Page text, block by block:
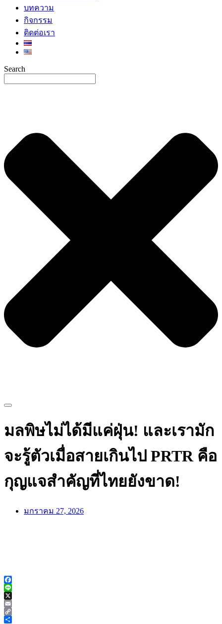
บทความ
กิจกรรม
ติดต่อเรา
Search
มลพิษไม่ได้มีแค่ฝุ่น! และเรามัก
จะรู้ตัวเมื่อสายเกินไป PRTR คือ
กุญแจสำคัญที่ไทยยังขาด!
มกราคม 27, 2026
Facebook
Line
X
Email
Copy